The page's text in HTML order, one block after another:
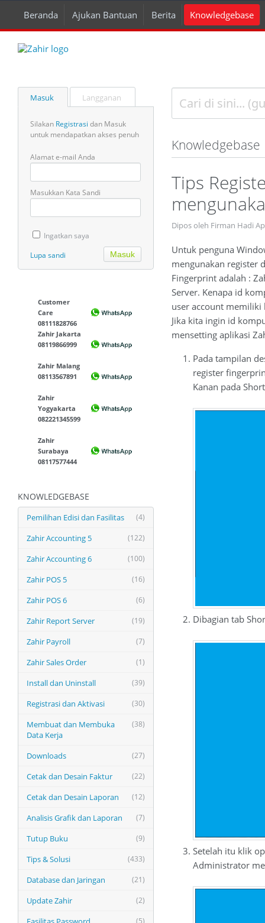
Beranda Ajukan Bantuan Berita Knowledgebase
Masuk Langganan
Silakan Registrasi dan Masuk
untuk mendapatkan akses penuh
Alamat e-mail Anda
Masukkan Kata Sandi
Ingatkan saya
Lupa sandi
Customer
Care
08111828766
Zahir Jakarta
08119866999
Zahir Malang
08113567891
Zahir
Yogyakarta
082221345599
Zahir
Surabaya
08117577444
KNOWLEDGEBASE
(4)
Pemilihan Edisi dan Fasilitas
(122)
Zahir Accounting 5
(100)
Zahir Accounting 6
(16)
Zahir POS 5
(6)
Zahir POS 6
(19)
Zahir Report Server
(7)
Zahir Payroll
(1)
Zahir Sales Order
(39)
Install dan Uninstall
(30)
Registrasi dan Aktivasi
(38)
Membuat dan Membuka
Data Kerja
(27)
Downloads
(22)
Cetak dan Desain Faktur
(12)
Cetak dan Desain Laporan
(7)
Analisis Grafik dan Laporan
(9)
Tutup Buku
(433)
Tips & Solusi
(21)
Database dan Jaringan
(2)
Update Zahir
(5)
Knowledgebase
Tips
Dipos oleh Firman Hadi
Untuk penguna
mengunakan register
Fingerprint adalah :
Server. Kenapa id
user account memiliki
Jika kita ingin id
mensetting aplikasi
Pada tampilan
register
Kanan pada
Dibagian tab
Setelah itu klik
Administrator